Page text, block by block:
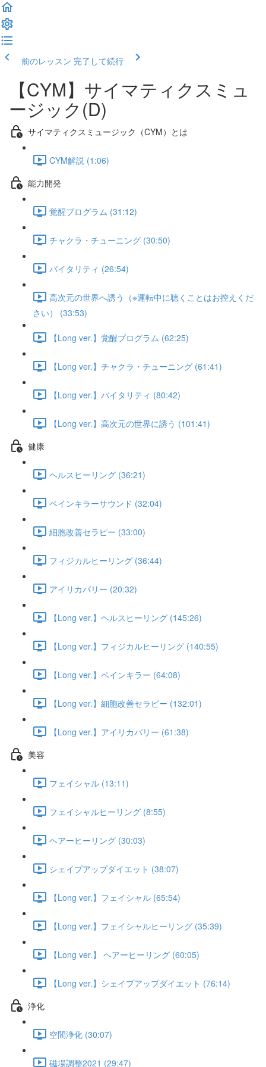
前のレッスン 完了して続行
【CYM】サイマティクスミュ
ージック(D)
サイマティクスミュージック（CYM）とは
CYM解説 (1:06)
能力開発
覚醒プログラム (31:12)
チャクラ・チューニング (30:50)
バイタリティ (26:54)
高次元の世界へ誘う（※運転中に聴くことはお控えくだ
さい） (33:53)
【Long ver.】覚醒プログラム (62:25)
【Long ver.】チャクラ・チューニング (61:41)
【Long ver.】バイタリティ (80:42)
【Long ver.】高次元の世界に誘う (101:41)
健康
ヘルスヒーリング (36:21)
ペインキラーサウンド (32:04)
細胞改善セラピー (33:00)
フィジカルヒーリング (36:44)
アイリカバリー (20:32)
【Long ver.】ヘルスヒーリング (145:26)
【Long ver.】フィジカルヒーリング (140:55)
【Long ver.】ペインキラー (64:08)
【Long ver.】細胞改善セラピー (132:01)
【Long ver.】アイリカバリー (61:38)
美容
フェイシャル (13:11)
フェイシャルヒーリング (8:55)
ヘアーヒーリング (30:03)
シェイプアップダイエット (38:07)
【Long ver.】フェイシャル (65:54)
【Long ver.】フェイシャルヒーリング (35:39)
【Long ver.】 ヘアーヒーリング (60:05)
【Long ver.】シェイプアップダイエット (76:14)
浄化
空間浄化 (30:07)
磁場調整2021 (29:47)